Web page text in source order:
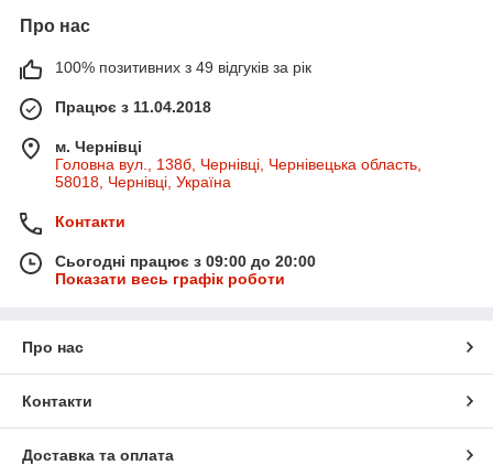
Про нас
100% позитивних з 49 відгуків за рік
Працює з 11.04.2018
м. Чернівці
Головна вул., 138б, Чернівці, Чернівецька область,
58018, Чернівці, Україна
Контакти
Сьогодні працює з 09:00 до 20:00
Показати весь графік роботи
Про нас
Контакти
Доставка та оплата